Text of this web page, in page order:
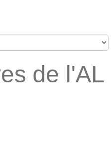
de l'AL